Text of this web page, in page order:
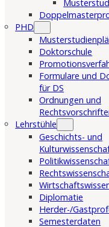
PHD
Doktorschule
Formulare und
für DS
Ordnungen und
Lehrstühle
Geschichts- und
Diplomatie
Herder-/
Semesterdaten